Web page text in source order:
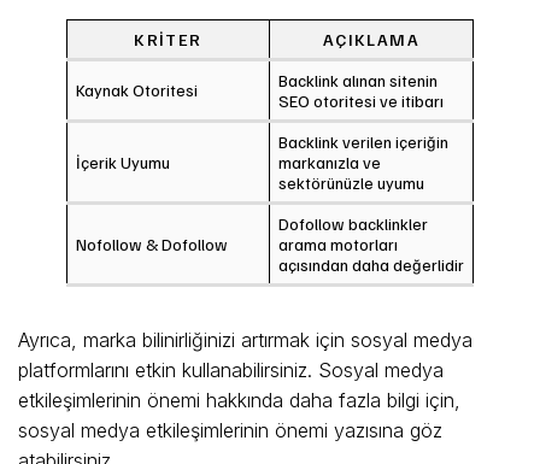
KRITER AÇIKLAMA
Kaynak Otoritesi
Backlink alınan sitenin
SEO otoritesi ve itibarı
İçerik Uyumu
Backlink verilen içeriğin
markanızla ve
sektörünüzle uyumu
Nofollow & Dofollow
Dofollow backlinkler
arama motorları
açısından daha değerlidir
Ayrıca, marka bilinirliğinizi artırmak için sosyal medya
platformlarını etkin kullanabilirsiniz. Sosyal medya
etkileşimlerinin önemi hakkında daha fazla bilgi için,
sosyal medya etkileşimlerinin önemi yazısına göz